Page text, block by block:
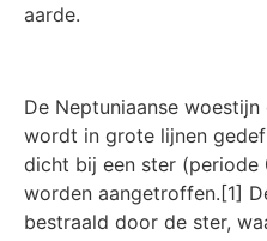
aarde.
De Neptuniaanse
wordt in grote lijnen
dicht bij een ster (periode
worden aangetroffen.[1]
bestraald door de ster,